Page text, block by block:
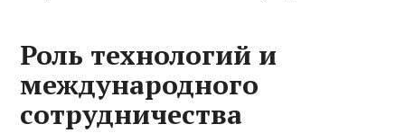
Роль технологий и
международного
сотрудничества